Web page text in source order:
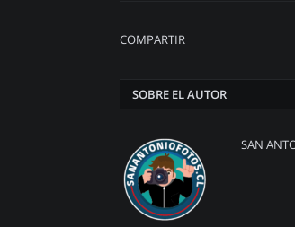
COMPARTIR
SOBRE EL AUTOR
SAN